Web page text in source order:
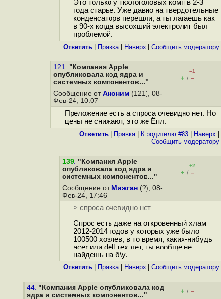
Это только у ткхлоголовых комп в 2-3
года старье. Уже давно на твердотельные
конденсаторв перешли, а ты лагаешь как
в 90-х когда высохший электролит был
проблемой.
Ответить Правка| Наверх Cообщить модератору
121. "Компания Apple
опубликовала код ядра и
системных компонентов..."
–1
+ / –
Сообщение от Аноним (121), 08-
Фев-24, 10:07
Преложение есть а спроса очевидно нет. Но
цены не снижают, это же Ёпл.
Ответить Правка| К родителю #83 Наверх
Cообщить модератору
139. "Компания Apple
опубликовала код ядра и
системных компонентов..."
+2
+ / –
Сообщение от Мижган (?), 08-
Фев-24, 17:46
> спроса очевидно нет
Спрос есть даже на откровенный хлам
2012-2014 годов у которых уже было
100500 хозяев, в то время, каких-нибудь
acer или dell тех лет, ты вообще не
найдешь на б\у.
Ответить Правка| Наверх Cообщить модератору
44. "Компания Apple опубликовала код
ядра и системных компонентов..."
+ / –